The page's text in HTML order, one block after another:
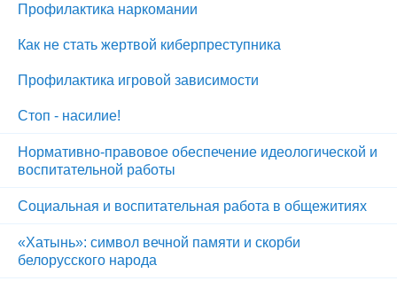
Профилактика наркомании
Как не стать жертвой киберпреступника
Профилактика игровой зависимости
Стоп - насилие!
Нормативно-правовое обеспечение идеологической и
воспитательной работы
Социальная и воспитательная работа в общежитиях
«Хатынь»: символ вечной памяти и скорби
белорусского народа